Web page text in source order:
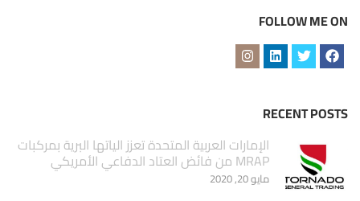
FOLLOW ME ON
RECENT POSTS
الإمارات العربية المتحدة تعزز الياتها البرية بمركبات
MRAP من فائض العتاد الدفاعي الأمريكي
مايو 20, 2020